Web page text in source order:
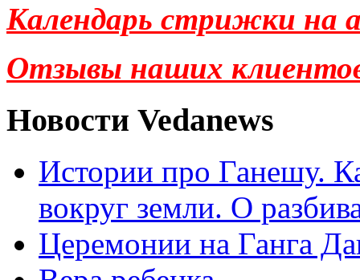
Календарь стрижки на
Отзывы наших
Новости Vedanews
Истории про Ганешу.
вокруг земли. О
Церемонии на Ганга